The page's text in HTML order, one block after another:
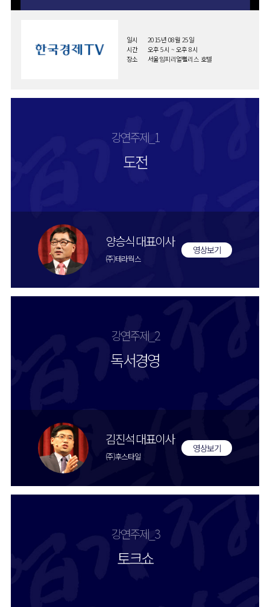
일시
2015년 08월 25일
시간
오후 5시 ~ 오후 8시
장소
서울임피리얼팰리스 호텔
강연주제_1
도전
양승식 대표이사
(주)테라웍스
영상보기
강연주제_2
독서경영
김진석 대표이사
(주)후스타일
영상보기
강연주제_3
토크쇼